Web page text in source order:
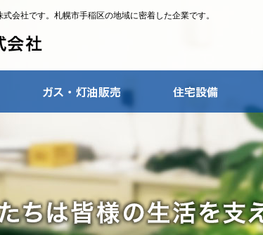
会社です。札幌市手稲区の地域に密着した企業です。